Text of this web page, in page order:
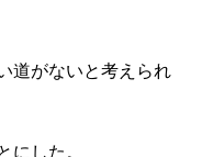
道がないと考えられ
にした。